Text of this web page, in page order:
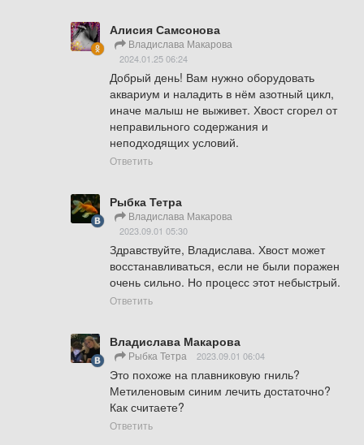
Алисия Самсонова
Владислава Макарова
2024.01.25 06:24
Добрый день! Вам нужно оборудовать
аквариум и наладить в нём азотный цикл,
иначе малыш не выживет. Хвост сгорел от
неправильного содержания и
неподходящих условий.
Ответить
Рыбка Тетра
Владислава Макарова
2023.09.01 05:30
Здравствуйте, Владислава. Хвост может
восстанавливаться, если не были поражен
очень сильно. Но процесс этот небыстрый.
Ответить
Владислава Макарова
Рыбка Тетра 2023.09.01 06:04
Это похоже на плавниковую гниль?
Метиленовым синим лечить достаточно?
Как считаете?
Ответить